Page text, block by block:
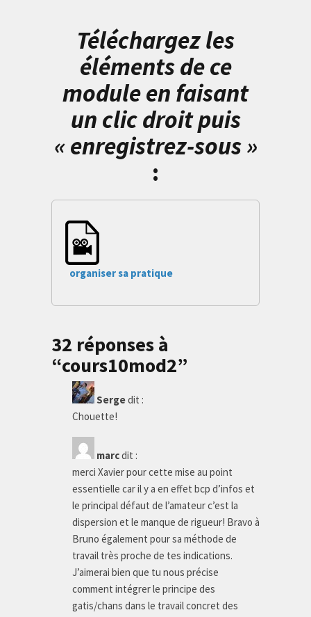
Téléchargez les
éléments de ce
module en faisant
un clic droit puis
« enregistrez-sous »
:
organiser sa pratique
32 réponses à
“cours10mod2”
Sergedit :
Chouette!
marcdit :
merci Xavier pour cette mise au point
essentielle car il y a en effet bcp d’infos et
le principal défaut de l’amateur c’est la
dispersion et le manque de rigueur! Bravo à
Bruno également pour sa méthode de
travail très proche de tes indications.
J’aimerai bien que tu nous précise
comment intégrer le principe des
gatis/chans dans le travail concret des